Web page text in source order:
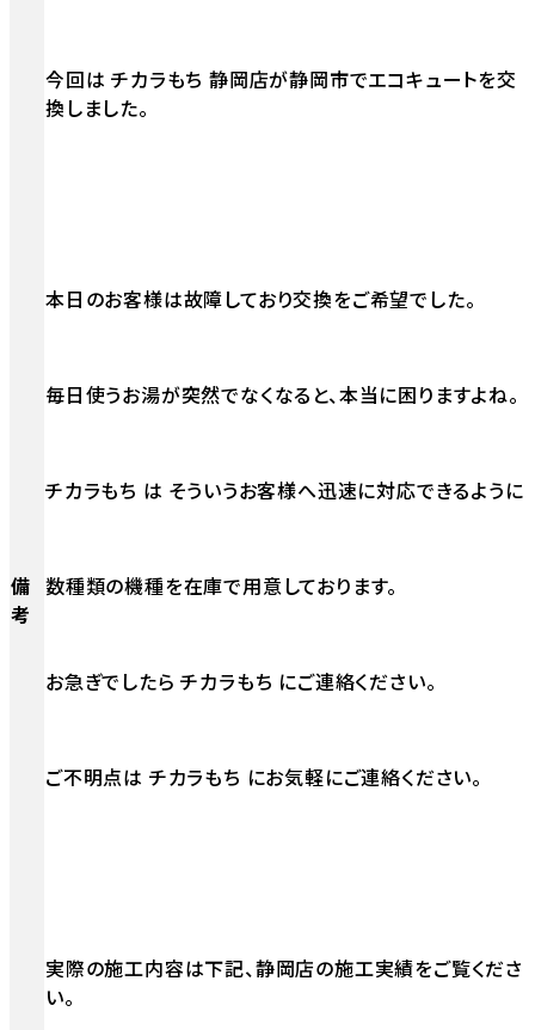
備
考
今回は チカラもち 静岡店が静岡市でエコキュートを交
換しました。
本日のお客様は故障しており交換をご希望でした。
毎日使うお湯が突然でなくなると、本当に困りますよね。
チカラもち は そういうお客様へ迅速に対応できるように
数種類の機種を在庫で用意しております。
お急ぎでしたら チカラもち にご連絡ください。
ご不明点は チカラもち にお気軽にご連絡ください。
実際の施工内容は下記、静岡店の施工実績をご覧くださ
い。